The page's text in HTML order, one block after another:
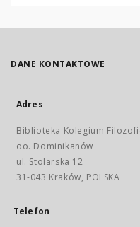
DANE KONTAKTOWE
Adres
Biblioteka Kolegium
oo. Dominikanów
ul. Stolarska 12
31-043 Kraków, POLSKA
Telefon